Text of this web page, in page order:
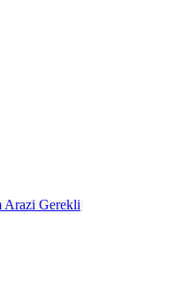
Arazi Gerekli